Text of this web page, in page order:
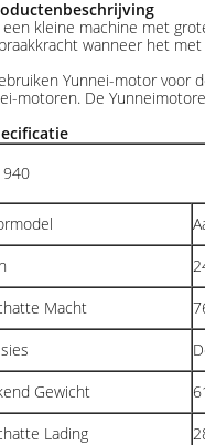
een kleine machine met
wanneer het
Yunnei-motor voor
motoren. De
940
Macht
Gewicht
Lading